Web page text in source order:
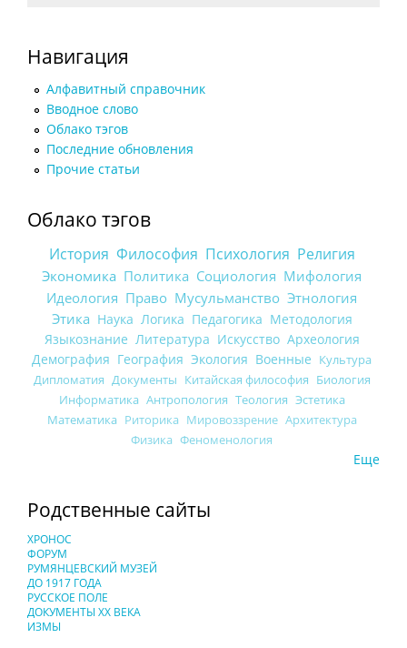
Навигация
Алфавитный справочник
Вводное слово
Облако тэгов
Последние обновления
Прочие статьи
Облако тэгов
История Философия Психология Религия
Экономика Политика Социология Мифология
Идеология Право Мусульманство Этнология
Этика Наука Логика Педагогика Методология
Языкознание Литература Искусство Археология
Демография География Экология Военные Культура
Дипломатия Документы Китайская философия Биология
Информатика Антропология Теология Эстетика
Математика Риторика Мировоззрение Архитектура
Физика Феноменология
Еще
Родственные сайты
ХРОНОС
ФОРУМ
РУМЯНЦЕВСКИЙ МУЗЕЙ
ДО 1917 ГОДА
РУССКОЕ ПОЛЕ
ДОКУМЕНТЫ XX ВЕКА
ИЗМЫ